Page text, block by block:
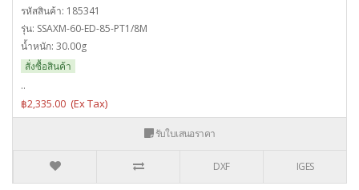
รหัสสินค้า: 185341
รุ่น: SSAXM-60-ED-85-PT1/8M
น้ำหนัก: 30.00g
สั่งซื้อสินค้า
..
฿2,335.00
รับใบเสนอราคา
DXF IGES